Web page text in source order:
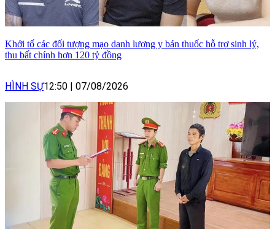
Khởi tố các đối tượng mạo danh lương y bán thuốc hỗ trợ sinh lý,
thu bất chính hơn 120 tỷ đồng
HÌNH SỰ12:50 07/08/2026